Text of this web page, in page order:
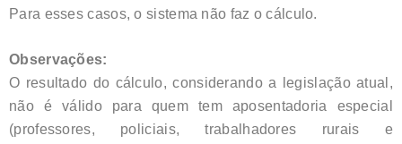
Para esses casos, o sistema não faz o cálculo.
Observações:
O resultado do cálculo, considerando a legislação atual,
não é válido para quem tem aposentadoria especial
(professores, policiais, trabalhadores rurais e